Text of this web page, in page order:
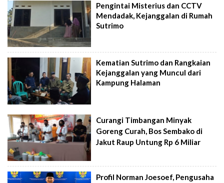
Pengintai Misterius dan CCTV
Mendadak, Kejanggalan di Rumah
Sutrimo
Kematian Sutrimo dan Rangkaian
Kejanggalan yang Muncul dari
Kampung Halaman
Curangi Timbangan Minyak
Goreng Curah, Bos Sembako di
Jakut Raup Untung Rp 6 Miliar
Profil Norman Joesoef, Pengusaha